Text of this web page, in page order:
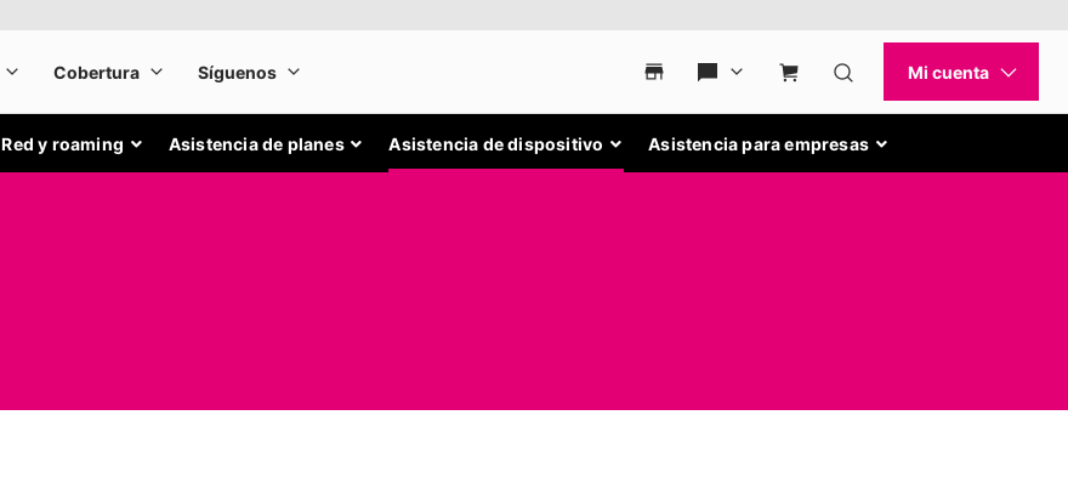
Red y roaming Asistencia de planes Asistencia de dispositivo Asistencia para empresas